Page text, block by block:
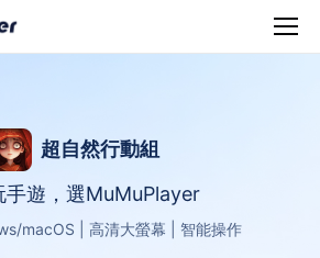
超自然行動組
手遊，選MuMuPlayer
macOS | 高清大螢幕 | 智能操作